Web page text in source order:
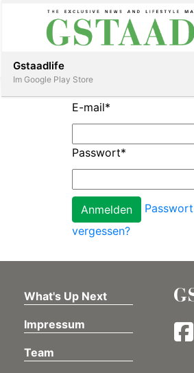
Subscribe
E-mail*
Passwort*
Passwort
vergessen?
What's Up Next
Impressum
Team
Gstaadlife
Im Google Play Store